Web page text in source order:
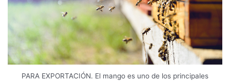
PARA EXPORTACIÓN. El mango es uno de los principales